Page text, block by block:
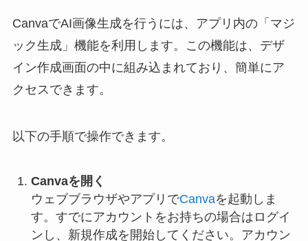
CanvaでAI画像生成を行うには、アプリ内の「マジ
ック生成」機能を利用します。この機能は、デザ
イン作成画面の中に組み込まれており、簡単にア
クセスできます。
以下の手順で操作できます。
Canvaを開く
ウェブブラウザやアプリでCanvaを起動しま
す。すでにアカウントをお持ちの場合はログイ
ンし、新規作成を開始してください。アカウン